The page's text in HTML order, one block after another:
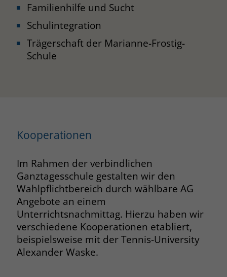
Familienhilfe und Sucht
Schulintegration
Trägerschaft der Marianne-Frostig-
Schule
Kooperationen
Im Rahmen der verbindlichen
Ganztagesschule gestalten wir den
Wahlpflichtbereich durch wählbare AG
Angebote an einem
Unterrichtsnachmittag. Hierzu haben wir
verschiedene Kooperationen etabliert,
beispielsweise mit der Tennis-University
Alexander Waske.
Laufzeit Session
Zweck
Behält die Zustände des Benutzers bei
allen Seitenanfragen bei.